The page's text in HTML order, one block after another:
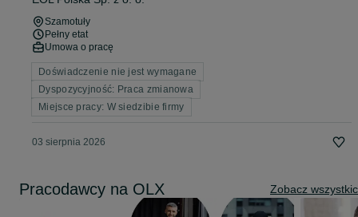
Szamotuły
Pełny etat
Umowa o pracę
Doświadczenie nie jest wymagane
Dyspozycyjność: Praca zmianowa
Miejsce pracy: W siedzibie firmy
03 sierpnia 2026
Pracodawcy na OLX Zobacz